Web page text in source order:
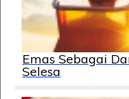
Emas Sebagai
Selesa